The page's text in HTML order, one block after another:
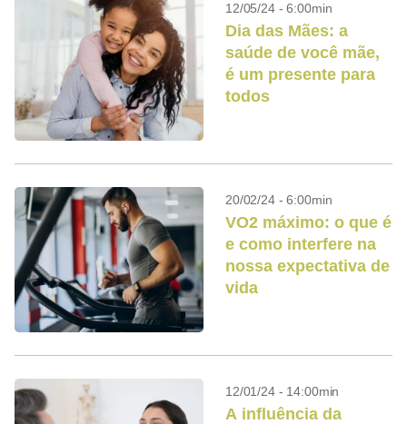
12/05/24 - 6:00min
Dia das Mães: a
saúde de você mãe,
é um presente para
todos
20/02/24 - 6:00min
VO2 máximo: o que é
e como interfere na
nossa expectativa de
vida
12/01/24 - 14:00min
A influência da